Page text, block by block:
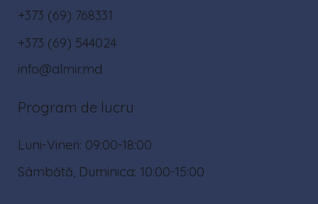
+373 (69) 768331
+373 (69) 544024
info@almir.md
Program de lucru
Luni-Vineri: 09:00-18:00
Sâmbătă, Duminica: 10:00-15:00